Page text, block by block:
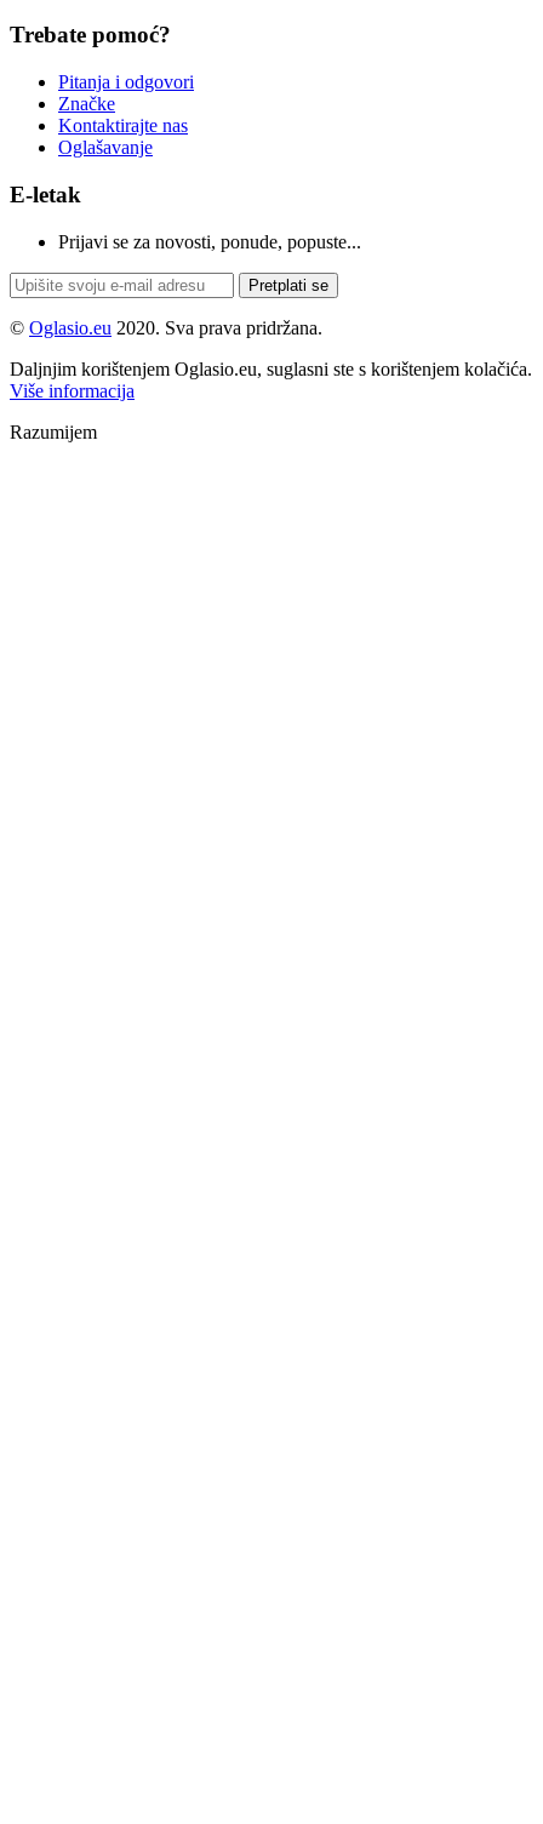
Trebate pomoć?
Pitanja i odgovori
Značke
Kontaktirajte nas
Oglašavanje
E-letak
Prijavi se za novosti, ponude, popuste...
Pretplati se
© Oglasio.eu 2020. Sva prava pridržana.
Daljnjim korištenjem Oglasio.eu, suglasni ste s korištenjem kolačića.
Više informacija
Razumijem